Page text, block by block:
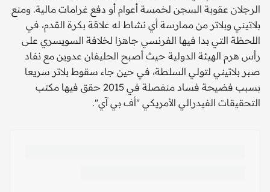
الرجلان عقوبة السجن لخمسة أعوام أو دفع غرامات مالية. ومنع
بلاتيني وبلاتر من ممارسة أي نشاط له علاقة بكرة القدم، في
اللحظة التي بدا فيها الفرنسي جاهزا لخلافة السويسري على
رأس هرم الهيئة الدولية حيث أصبح الحليفان عدوين مع نفاد
صبر بلاتيني لتولي السلطة، في حين جاء سقوط بلاتر سريعا
بسبب فضيحة فساد منفصلة في 2015 حقق فيها مكتب
التحقيقات الفيدرالي الأمريكي "أف بي آي".